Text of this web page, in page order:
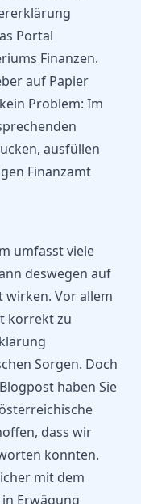
Portal
Finanzen.
auf Papier
Problem: Im
ausfüllen
Finanzamt
umfasst viele
deswegen auf
wirken. Vor allem
korrekt zu
Sorgen. Doch
haben Sie
dass wir
konnten.
mit dem
Erwägung